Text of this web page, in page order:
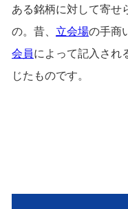
ある銘柄に対して寄せ
の。昔、 立会場の手商
会員によって記入され
じたものです。